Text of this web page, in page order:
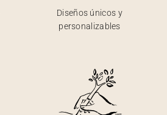
Diseños únicos y
personalizables